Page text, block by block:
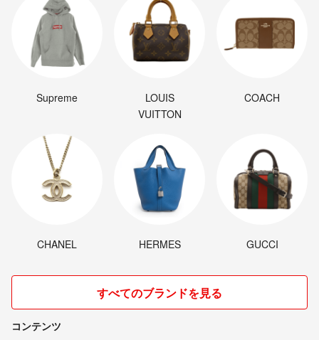
Supreme
LOUIS
VUITTON
COACH
CHANEL HERMES GUCCI
すべてのブランドを見る
コンテンツ